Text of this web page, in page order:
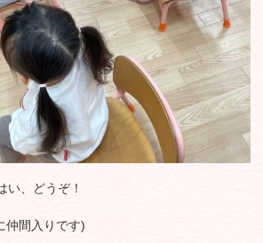
い、どうぞ！
仲間入りです)